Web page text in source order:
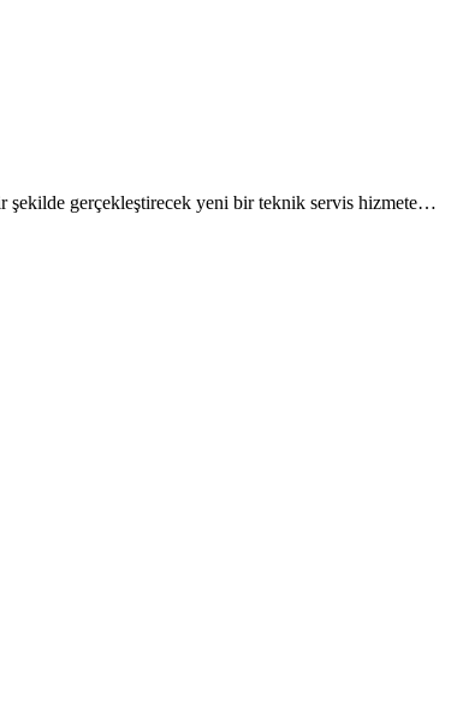
şekilde gerçekleştirecek yeni bir teknik servis hizmete…